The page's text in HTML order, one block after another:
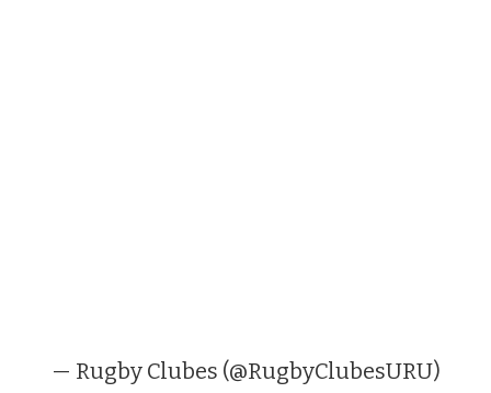
— Rugby Clubes (@RugbyClubesURU)